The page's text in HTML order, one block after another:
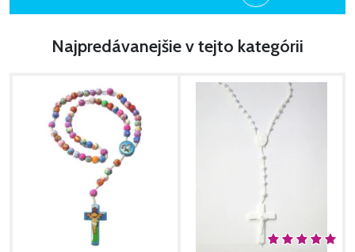
Najpredávanejšie v tejto kategórii